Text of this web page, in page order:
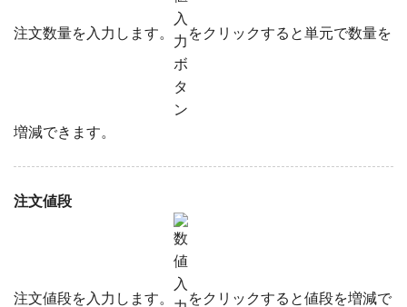
注文数量を入力します。 をクリックすると単元で数量を
増減できます。
注文値段
注文値段を入力します。 をクリックすると値段を増減で